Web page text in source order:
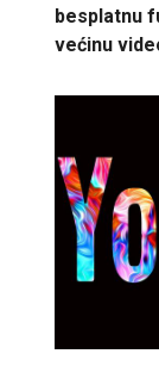
besplatnu
većinu